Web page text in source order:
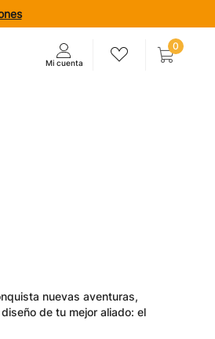
0
nuevas aventuras,
de tu mejor aliado: el